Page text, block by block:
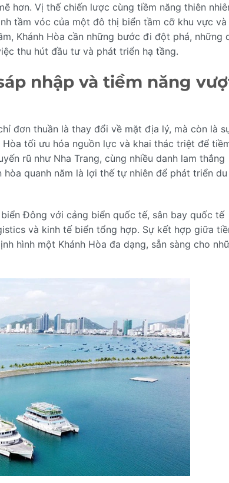
hơn. Vị thế chiến lược cùng tiềm năng thiên
tầm vóc của một đô thị biển tầm cỡ khu vực và
Khánh Hòa cần những bước đi đột phá, những
thu hút đầu tư và phát triển hạ tầng.
nhập và tiềm năng
đơn thuần là thay đổi về mặt địa lý, mà còn là
tối ưu hóa nguồn lực và khai thác triệt để
rũ như Nha Trang, cùng nhiều danh lam thắng
quanh năm là lợi thế tự nhiên để phát triển
Đông với cảng biển quốc tế, sân bay quốc tế
và kinh tế biển tổng hợp. Sự kết hợp giữa
hình một Khánh Hòa đa dạng, sẵn sàng cho